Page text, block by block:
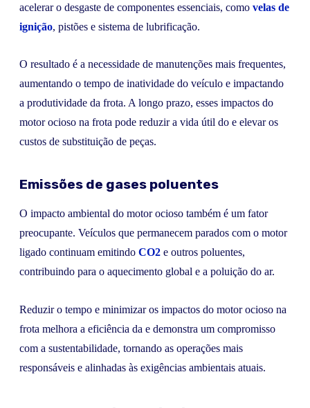
acelerar o desgaste de componentes essenciais, como velas de
ignição, pistões e sistema de lubrificação.
O resultado é a necessidade de manutenções mais frequentes,
aumentando o tempo de inatividade do veículo e impactando
a produtividade da frota. A longo prazo, esses impactos do
motor ocioso na frota pode reduzir a vida útil do e elevar os
custos de substituição de peças.
Emissões de gases poluentes
O impacto ambiental do motor ocioso também é um fator
preocupante. Veículos que permanecem parados com o motor
ligado continuam emitindo CO2 e outros poluentes,
contribuindo para o aquecimento global e a poluição do ar.
Reduzir o tempo e minimizar os impactos do motor ocioso na
frota melhora a eficiência da e demonstra um compromisso
com a sustentabilidade, tornando as operações mais
responsáveis e alinhadas às exigências ambientais atuais.